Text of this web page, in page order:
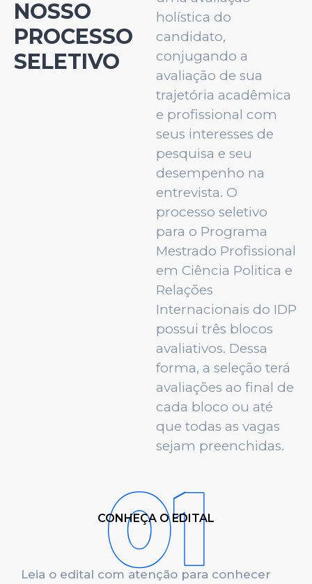
NOSSO
PROCESSO
SELETIVO
holística do
candidato,
conjugando a
avaliação de sua
trajetória acadêmica
e profissional com
seus interesses de
pesquisa e seu
desempenho na
entrevista. O
processo seletivo
para o Programa
Mestrado Profissional
em Ciência Politica e
Relações
Internacionais do IDP
possui três blocos
avaliativos. Dessa
forma, a seleção terá
avaliações ao final de
cada bloco ou até
que todas as vagas
sejam preenchidas.
CONHEÇA O EDITAL
Leia o edital com atenção para conhecer